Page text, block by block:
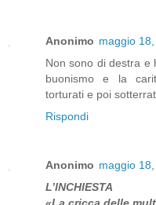
Anonimo maggio
Non sono di destra e
buonismo e la
torturati e poi
Rispondi
Anonimo maggio
L’INCHIESTA